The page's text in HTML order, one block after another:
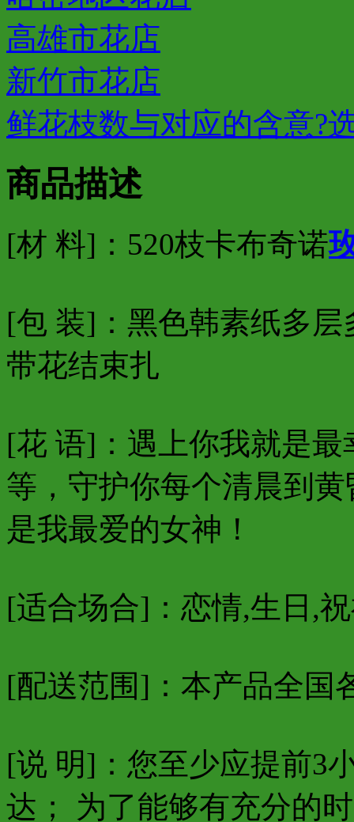
高雄市花店
新竹市花店
鲜花枝数与对应的含意?
商品描述
[材 料]：520枝卡布奇诺
[包 装]：黑色韩素纸多
带花结束扎
[花 语]：遇上你我就是
等，守护你每个清晨到
是我最爱的女神！
[适合场合]：恋情,生日,
[配送范围]：本产品全国
[说 明]：您至少应提前3
达； 为了能够有充分的